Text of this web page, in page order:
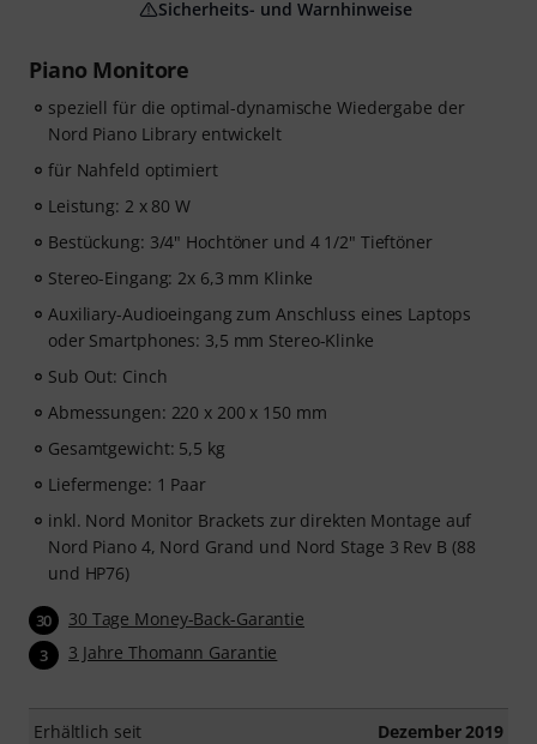
Piano Monitore
speziell für die optimal-dynamische Wiedergabe der
Nord Piano Library entwickelt
für Nahfeld optimiert
Leistung: 2 x 80 W
Bestückung: 3/4" Hochtöner und 4 1/2" Tieftöner
Stereo-Eingang: 2x 6,3 mm Klinke
Auxiliary-Audioeingang zum Anschluss eines Laptops
oder Smartphones: 3,5 mm Stereo-Klinke
Sub Out: Cinch
Abmessungen: 220 x 200 x 150 mm
Gesamtgewicht: 5,5 kg
Liefermenge: 1 Paar
inkl. Nord Monitor Brackets zur direkten Montage auf
Nord Piano 4, Nord Grand und Nord Stage 3 Rev B (88
und HP76)
30 30 Tage Money-Back-Garantie
3 3 Jahre Thomann Garantie
Erhältlich seit Dezember 2019
Sicherheits- und Warnhinweise